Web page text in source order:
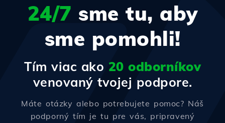
24/7 sme tu, aby
sme pomohli!
Tím viac ako 20 odborníkov
venovaný tvojej podpore.
Máte otázky alebo potrebujete pomoc? Náš
podporný tím je tu pre vás, pripravený